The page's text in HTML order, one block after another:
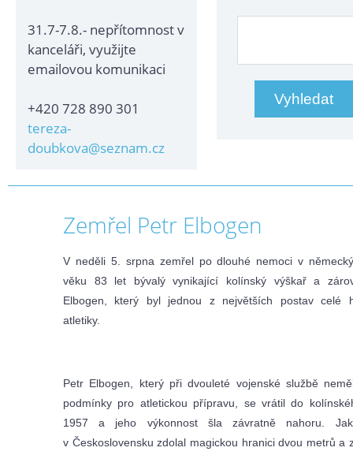
31.7-7.8.- nepřítomnost v
kanceláři, využijte
emailovou komunikaci
+420 728 890 301
tereza-
doubkova@seznam.cz
Zemřel Petr Elbogen
V neděli 5. srpna zemřel po dlouhé nemoci v
věku 83 let bývalý vynikající kolínský výškař a
Elbogen, který byl jednou z největších postav celé
atletiky.
Petr Elbogen, který při dvouleté vojenské službě
podmínky pro atletickou přípravu, se vrátil do
1957 a jeho výkonnost šla závratně nahoru.
v Československu zdolal magickou hranici dvou metrů a